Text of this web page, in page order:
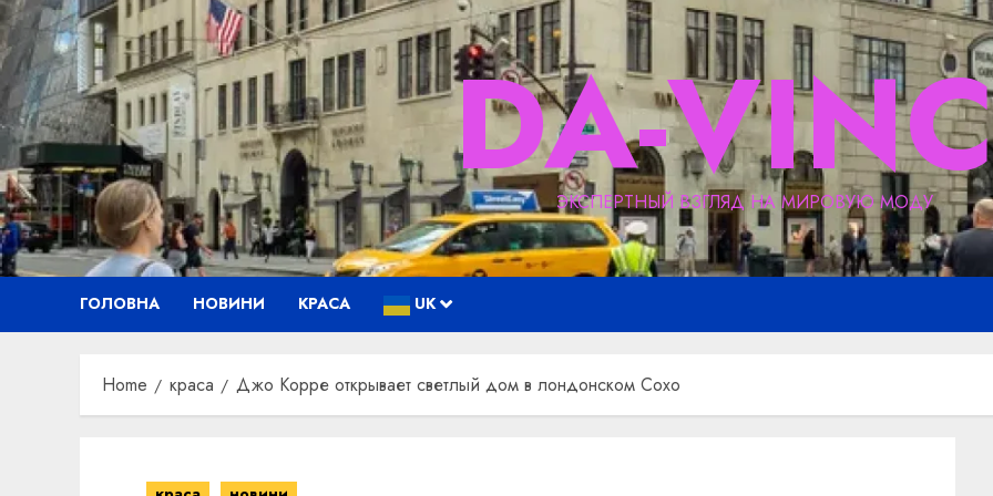
Skip
to
content
DA-
ЭКСПЕРТНЫЙ ВЗГЛЯД НА МИРОВУЮ МОДУ
ГОЛОВНА НОВИНИ КРАСА UK
Home краса Джо Корре открывает светлый дом в лондонском Сохо